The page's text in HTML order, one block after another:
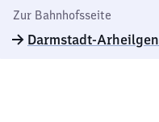
Zur Bahnhofsseite
Darmstadt-Arheilgen